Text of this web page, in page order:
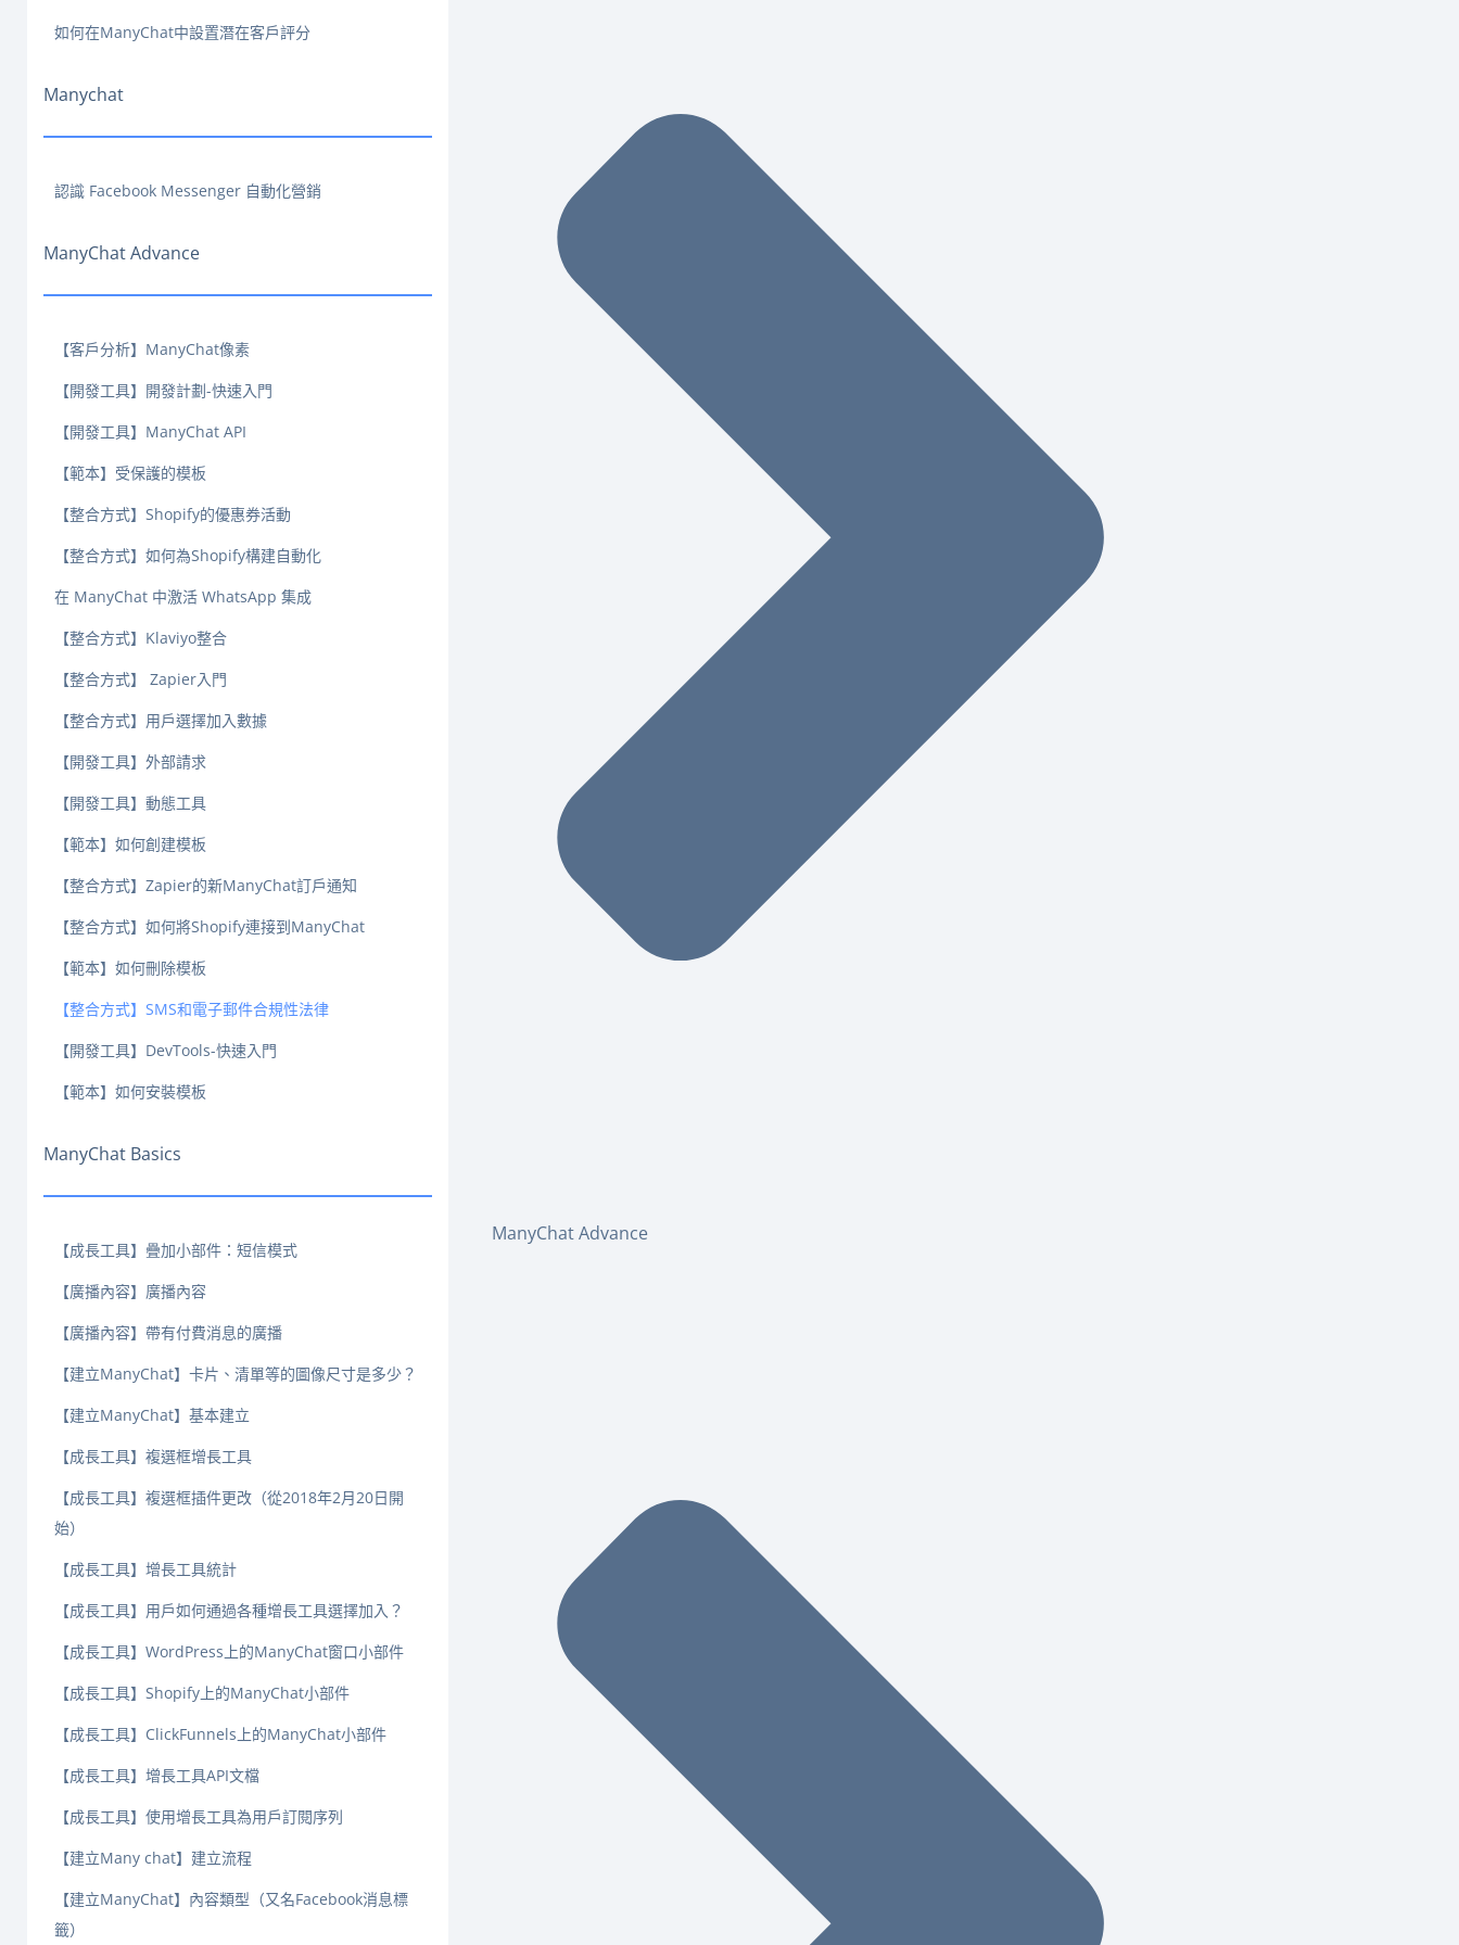
如何在ManyChat中設置潛在客戶評分
Manychat
認識 Facebook Messenger 自動化營銷
ManyChat Advance
【客戶分析】ManyChat像素
【開發工具】開發計劃-快速入門
【開發工具】ManyChat API
【範本】受保護的模板
【整合方式】Shopify的優惠券活動
【整合方式】如何為Shopify構建自動化
在 ManyChat 中激活 WhatsApp 集成
【整合方式】Klaviyo整合
【整合方式】 Zapier入門
【整合方式】用戶選擇加入數據
【開發工具】外部請求
【開發工具】動態工具
【範本】如何創建模板
【整合方式】Zapier的新ManyChat訂戶通知
【整合方式】如何將Shopify連接到ManyChat
【範本】如何刪除模板
【整合方式】SMS和電子郵件合規性法律
【開發工具】DevTools-快速入門
【範本】如何安裝模板
ManyChat Basics
【成長工具】疊加小部件：短信模式
【廣播內容】廣播內容
【廣播內容】帶有付費消息的廣播
【建立ManyChat】卡片、清單等的圖像尺寸是多少？
【建立ManyChat】基本建立
【成長工具】複選框增長工具
【成長工具】複選框插件更改（從2018年2月20日開
始）
【成長工具】增長工具統計
【成長工具】用戶如何通過各種增長工具選擇加入？
【成長工具】WordPress上的ManyChat窗口小部件
【成長工具】Shopify上的ManyChat小部件
【成長工具】ClickFunnels上的ManyChat小部件
【成長工具】增長工具API文檔
【成長工具】使用增長工具為用戶訂閱序列
【建立Many chat】建立流程
【建立ManyChat】內容類型（又名Facebook消息標
籤）
ManyChat Advance